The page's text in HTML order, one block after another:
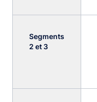
Segments
2 et 3